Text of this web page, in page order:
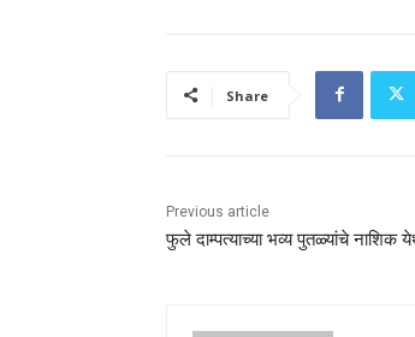
Share
Previous article
फुले दाम्पत्याच्या भव्य पुतळ्यांचे नाशिक